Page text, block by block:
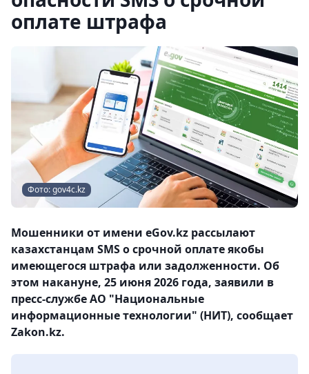
оплате штрафа
Фото: gov4c.kz
Мошенники от имени eGov.kz рассылают
казахстанцам SMS о срочной оплате якобы
имеющегося штрафа или задолженности. Об
этом накануне, 25 июня 2026 года, заявили в
пресс-службе АО "Национальные
информационные технологии" (НИТ), сообщает
Zakon.kz.